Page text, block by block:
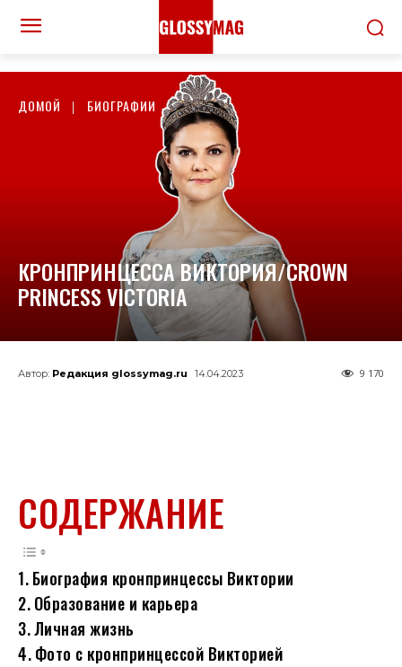
ДОМОЙ БИОГРАФИИ
КРОНПРИНЦЕССА ВИКТОРИЯ/CROWN
PRINCESS VICTORIA
Автор: Редакция glossymag.ru 14.04.2023 9 170
СОДЕРЖАНИЕ
Биография кронпринцессы Виктории
Образование и карьера
Личная жизнь
Фото с кронпринцессой Викторией